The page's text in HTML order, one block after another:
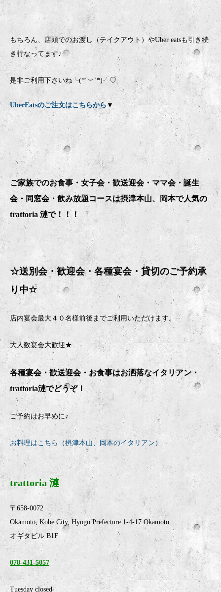
もちろん、店頭でのお渡し（テイクアウト）やUber eatsも引き続
き行なってます♪
是非ご利用下さいね╰(*´︶`*)╯♡
UberEatsのご注文はこちらから▼
ご家族でのお食事・女子会・歓送迎会・ママ会・誕生
会・同窓会・飲み放題コースは摂津本山、岡本で人気の
trattoria 漣で！！！
☆送別会・歓迎会・各種宴会・貸切のご予約承
り中☆
店内宴会最大４０名様前後までご利用いただけます。
大人数宴会大歓迎★
各種宴会・歓送迎会・お食事はお洒落なイタリアン・
trattoria漣でどうぞ！
ご予約はお早めに♪
お料理はこちら（摂津本山、岡本のイタリアン）
trattoria 漣
〒658-0072
Okamoto, Kobe City, Hyogo Prefecture 1-4-17 Okamoto
オギタビル B1F
078-431-5057
Tuesday closed